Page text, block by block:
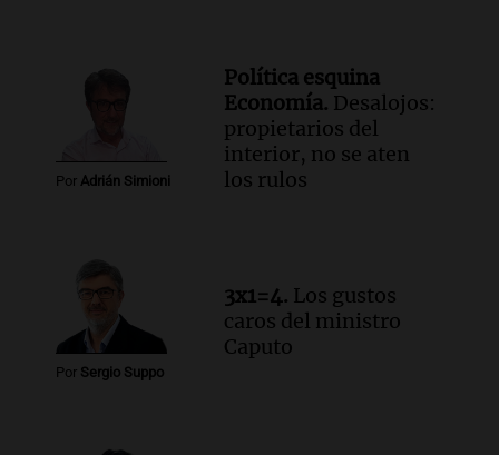
Buen día, Argentina
Episodios
El alfajor argentino busca a sus
nuevos campeones en una competencia
nacional
Por Adrián Simioni
Política esquina
Economía. Desalojos:
propietarios del
interior, no se aten
los rulos
Por Sergio Suppo
3x1=4. Los gustos
caros del ministro
Caputo